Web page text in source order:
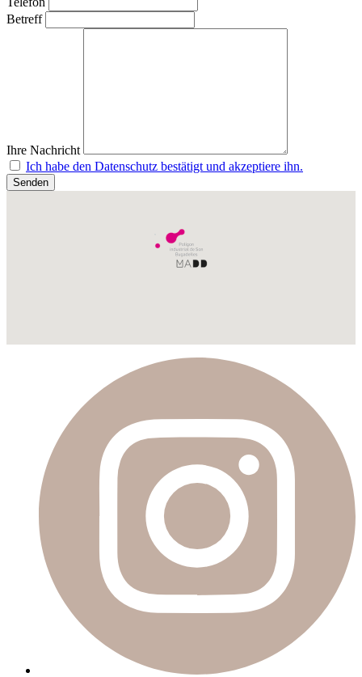
Betreff
Ihre Nachricht
Ich habe den Datenschutz bestätigt und akzeptiere ihn.